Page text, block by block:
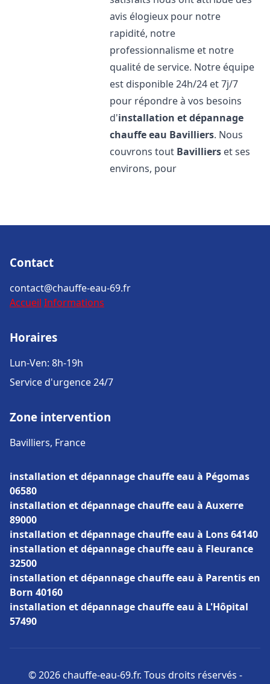
avis élogieux pour notre
rapidité, notre
professionnalisme et notre
qualité de service. Notre équipe
est disponible 24h/24 et 7j/7
pour répondre à vos besoins
d'installation et dépannage
chauffe eau Bavilliers. Nous
couvrons tout Bavilliers et ses
environs, pour
Contact
contact@chauffe-eau-69.fr
Accueil Informations
Horaires
Lun-Ven: 8h-19h
Service d'urgence 24/7
Zone intervention
Bavilliers, France
installation et dépannage chauffe eau à Pégomas
06580
installation et dépannage chauffe eau à Auxerre
89000
installation et dépannage chauffe eau à Lons 64140
installation et dépannage chauffe eau à Fleurance
32500
installation et dépannage chauffe eau à Parentis en
Born 40160
installation et dépannage chauffe eau à L'Hôpital
57490
© 2026 chauffe-eau-69.fr. Tous droits réservés -